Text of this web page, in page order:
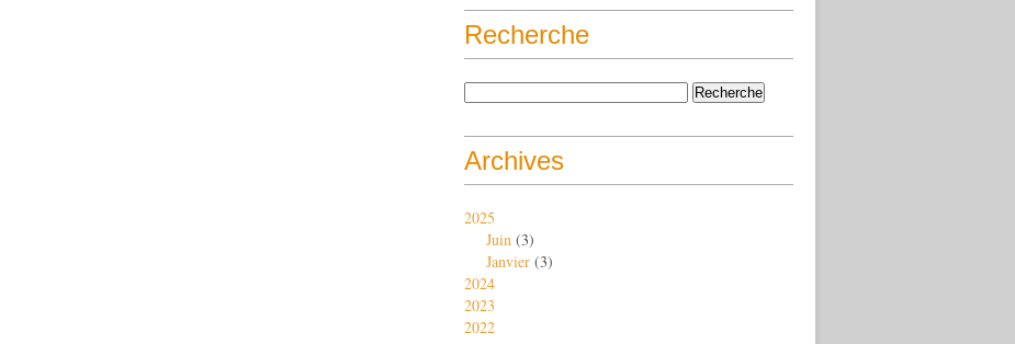
Recherche
Archives
2025
Juin (3)
Janvier (3)
2024
2023
2022